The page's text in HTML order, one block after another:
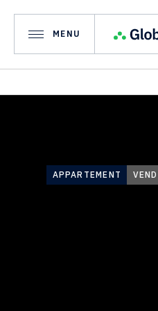
MENU
APPARTEMENT